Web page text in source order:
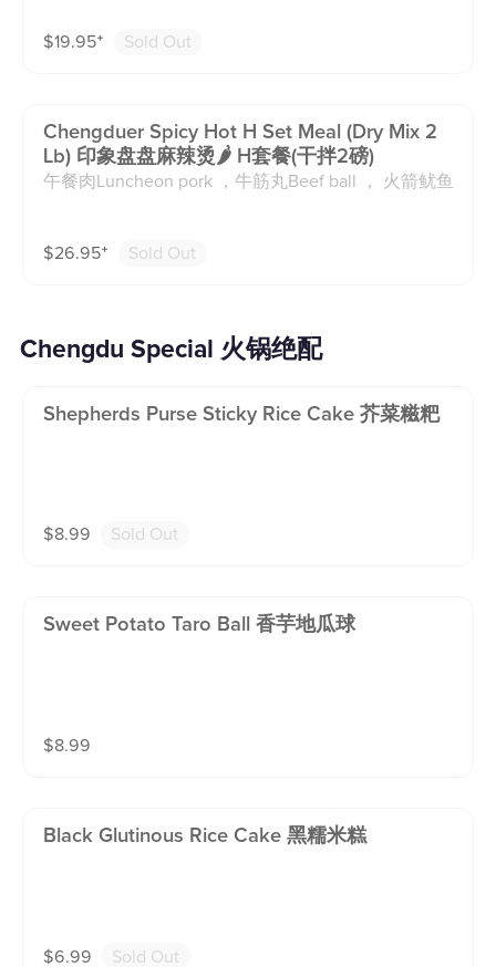
将由套餐其他菜品代替）
鹑蛋Quail Egg ，南美大虾shrimp ，猪耳朵Pig ear ，
脂。套餐菜品不可替换，每份麻辣烫均配1碗米饭，若
有过敏请备注，我们将由套餐其他菜品代替）
$19.95⁺ Sold Out
Chengduer Spicy Hot H Set Meal (dry Mix 2
Lb) 印象盘盘麻辣烫🌶️ H套餐(干拌2磅)
午餐肉Luncheon pork ，牛筋丸Beef ball ， 火箭鱿鱼
鹑蛋Quail Egg ，南美大虾shrimp ，黄喉Beef Aorta
bage ，海鲜菇Seafood Mushroom ，火锅粉sweet po
re Bamboo （辣度不可选择，汤底均含动物油脂。套
餐菜品不可替换，每份麻辣烫均配1碗米饭，若有过敏
$26.95⁺ Sold Out
Chengdu Special 火锅绝配
Shepherds Purse Sticky Rice Cake 芥菜糍粑
$8.99 Sold Out
Sweet Potato Taro Ball 香芋地瓜球
$8.99
Black Glutinous Rice Cake 黑糯米糕
$6.99 Sold Out